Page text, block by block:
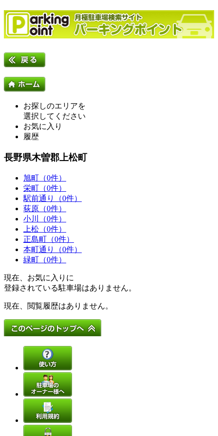
お探しのエリアを
選択してください
お気に入り
履歴
長野県木曽郡上松町
旭町（0件）
栄町（0件）
駅前通り（0件）
荻原（0件）
小川（0件）
上松（0件）
正島町（0件）
本町通り（0件）
緑町（0件）
現在、お気に入りに
登録されている駐車場はありません。
現在、閲覧履歴はありません。